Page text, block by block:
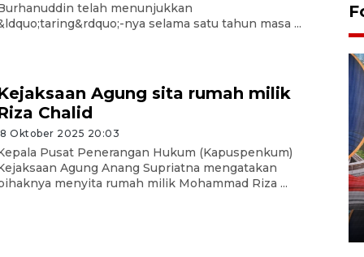
telah menunjukkan
nya selama satu tahun masa ...
Agung sita rumah milik
Chalid
Oktober 2025 20:03
Pusat Penerangan Hukum (Kapuspenkum)
Agung Anang Supriatna mengatakan
menyita rumah milik Mohammad Riza ...
Komisi V DPR tinjau
perlintasan sebidang di